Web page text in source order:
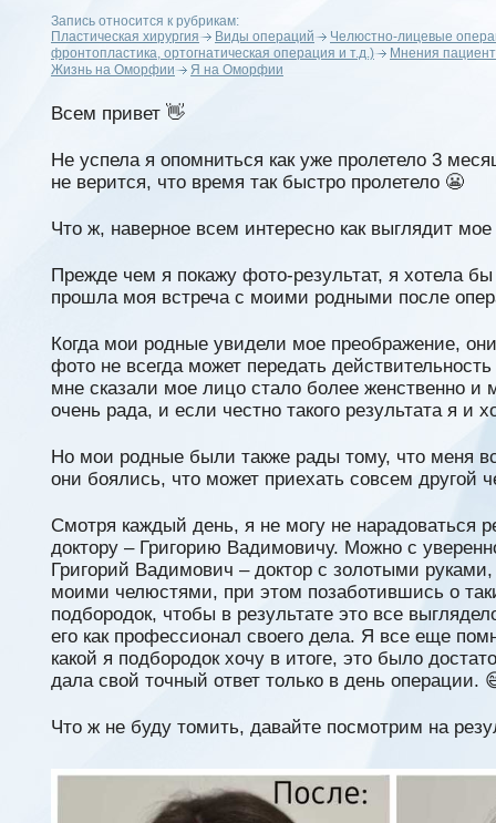
Запись относится к рубрикам:
Пластическая хирургия
Виды операций
Челюстно-лицевые
фронтопластика, ортогнатическая операция и т.д.)
Мнения
Жизнь на Оморфии
Я на Оморфии
Всем привет 👋
Не успела я опомниться как уже пролетело 3
не верится, что время так быстро пролетело 😬
Что ж, наверное всем интересно как выглядит
Прежде чем я покажу фото-результат, я хотела
прошла моя встреча с моими родными после
Когда мои родные увидели мое преображение,
фото не всегда может передать
мне сказали мое лицо стало более женственно
очень рада, и если честно такого результата я и
Но мои родные были также рады тому, что меня
они боялись, что может приехать совсем другой
Смотря каждый день, я не могу не нарадоваться
доктору – Григорию Вадимовичу. Можно с
Григорий Вадимович – доктор с золотыми руками,
моими челюстями, при этом позаботившись о
подбородок, чтобы в результате это все
его как профессионал своего дела. Я все еще
какой я подбородок хочу в итоге, это было
дала свой точный ответ только в день операции.
Что ж не буду томить, давайте посмотрим на